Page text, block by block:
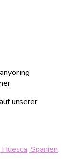
Spanien,